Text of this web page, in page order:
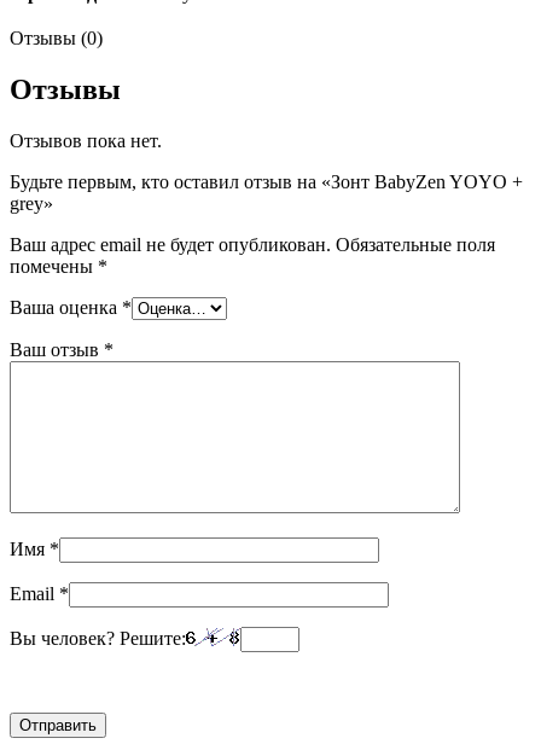
Отзывы (0)
Отзывы
Отзывов пока нет.
Будьте первым, кто оставил отзыв на «Зонт BabyZen YOYO +
grey»
Ваш адрес email не будет опубликован. Обязательные поля
помечены *
Ваша оценка *
Ваш отзыв *
Имя *
Email *
Вы человек? Решите: